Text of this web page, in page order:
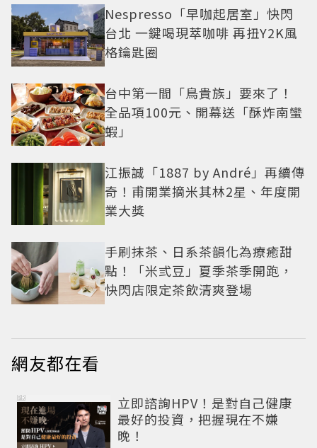
Nespresso「早咖起居室」快閃
台北 一鍵喝現萃咖啡 再扭Y2K風
格鑰匙圈
台中第一間「鳥貴族」要來了！
全品項100元、開幕送「酥炸南蠻
蝦」
江振誠「1887 by André」再續傳
奇！甫開業摘米其林2星、年度開
業大獎
手刷抹茶、日系茶韻化為療癒甜
點！「米弎豆」夏季茶季開跑，
快閃店限定茶飲清爽登場
網友都在看
立即諮詢HPV！是對自己健康
最好的投資，把握現在不嫌
晚！
PR